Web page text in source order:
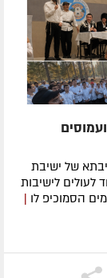
של ישיבת
לעולים לישיבות
הסמוכיפ לו |